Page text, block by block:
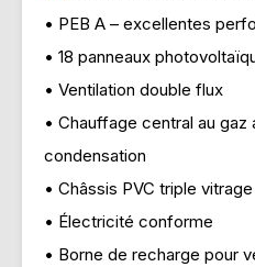
• PEB A – excellentes
• 18 panneaux
• Ventilation double flux
• Chauffage central au gaz
condensation
• Châssis PVC triple vitrage
• Électricité conforme
• Borne de recharge pour